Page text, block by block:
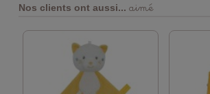
Nos clients ont aussi... aimé